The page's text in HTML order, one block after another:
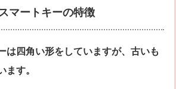
マートキーの特徴
は四角い形をしていますが、古いも
ます。